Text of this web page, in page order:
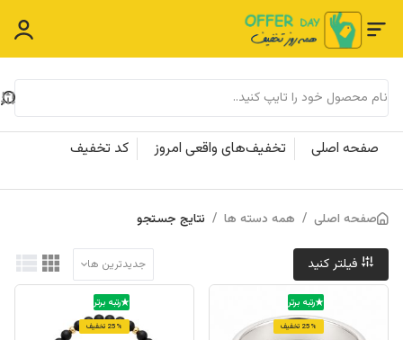
صفحه اصلی تخفیف‌های واقعی امروز کد تخفیف
صفحه اصلی / همه دسته ها / نتایج جستجو
جدیدترین ها
رتبه برتر
25% تخفیف
رتبه برتر
25% تخفیف